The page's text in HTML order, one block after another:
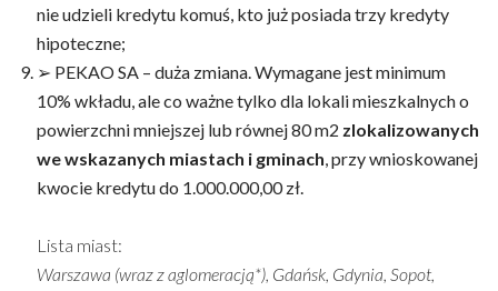
nie udzieli kredytu komuś, kto już posiada trzy kredyty
hipoteczne;
➢ PEKAO SA – duża zmiana. Wymagane jest minimum
10% wkładu, ale co ważne tylko dla lokali mieszkalnych o
powierzchni mniejszej lub równej 80 m2 zlokalizowanych
we wskazanych miastach i gminach, przy wnioskowanej
kwocie kredytu do 1.000.000,00 zł.
Lista miast:
Warszawa (wraz z aglomeracją*), Gdańsk, Gdynia, Sopot,